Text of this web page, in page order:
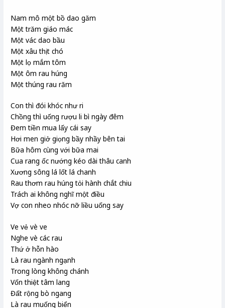
Nam mô một bồ dao găm
Một trăm giáo mác
Một vác dao bầu
Một xâu thịt chó
Một lọ mắm tôm
Một ôm rau húng
Một thúng rau răm
Con thì đói khóc như ri
Chồng thì uống rượu li bì ngày đêm
Đem tiền mua lấy cái say
Hơi men giở giọng bầy nhầy bên tai
Bữa hôm cùng với bữa mai
Cua rang ốc nướng kéo dài thâu canh
Xương sông lá lốt lá chanh
Rau thơm rau húng tỏi hành chắt chiu
Trách ai không nghĩ một điều
Vợ con nheo nhóc nỡ liều uống say
Ve vẻ vè ve
Nghe vè các rau
Thứ ở hỗn hào
Là rau ngành ngạnh
Trong lòng không chánh
Vốn thiệt tâm lang
Đất rộng bò ngang
Là rau muống biển